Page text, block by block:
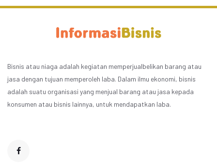
Bisnis atau niaga adalah kegiatan memperjualbelikan barang atau
jasa dengan tujuan memperoleh laba. Dalam ilmu ekonomi, bisnis
adalah suatu organisasi yang menjual barang atau jasa kepada
konsumen atau bisnis lainnya, untuk mendapatkan laba.